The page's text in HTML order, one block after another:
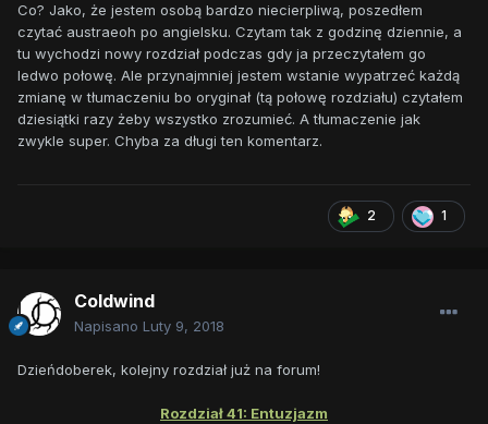
Co? Jako, że jestem osobą bardzo niecierpliwą, poszedłem
czytać austraeoh po angielsku. Czytam tak z godzinę dziennie, a
tu wychodzi nowy rozdział podczas gdy ja przeczytałem go
ledwo połowę. Ale przynajmniej jestem wstanie wypatrzeć każdą
zmianę w tłumaczeniu bo oryginał (tą połowę rozdziału) czytałem
dziesiątki razy żeby wszystko zrozumieć. A tłumaczenie jak
zwykle super. Chyba za długi ten komentarz.
2 1
Coldwind
Napisano Luty 9, 2018
Dzieńdoberek, kolejny rozdział już na forum!
Rozdział 41: Entuzjazm